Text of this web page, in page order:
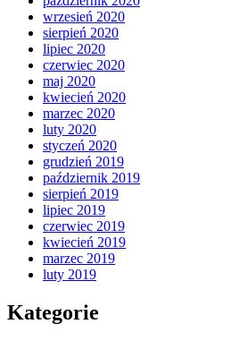
wrzesień 2020
sierpień 2020
lipiec 2020
czerwiec 2020
maj 2020
kwiecień 2020
marzec 2020
luty 2020
styczeń 2020
grudzień 2019
październik 2019
sierpień 2019
lipiec 2019
czerwiec 2019
kwiecień 2019
marzec 2019
luty 2019
Kategorie